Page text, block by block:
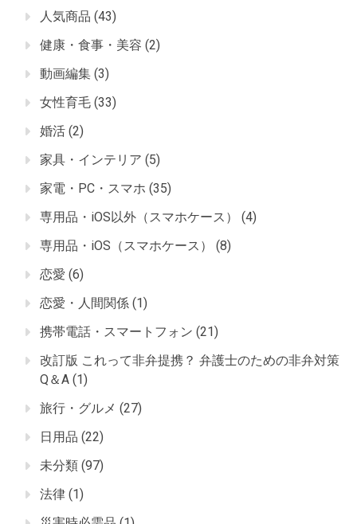
人気商品 (43)
健康・食事・美容 (2)
動画編集 (3)
女性育毛 (33)
婚活 (2)
家具・インテリア (5)
家電・PC・スマホ (35)
専用品・iOS以外（スマホケース）
(4)
専用品・iOS（スマホケース）
(8)
恋愛 (6)
恋愛・人間関係 (1)
携帯電話・スマートフォン (21)
改訂版 これって非弁提携？ 弁護士のための非弁対策
Q＆A (1)
旅行・グルメ (27)
日用品 (22)
未分類 (97)
法律 (1)